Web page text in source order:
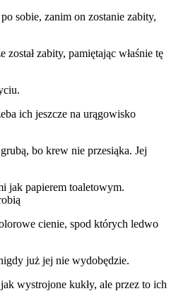
zanim on zostanie zabity,
zabity, pamiętając właśnie tę
ich jeszcze na urągowisko
bo krew nie przesiąka. Jej
jak papierem toaletowym.
cienie, spod których ledwo
już jej nie wydobędzie.
kukły, ale przez to ich